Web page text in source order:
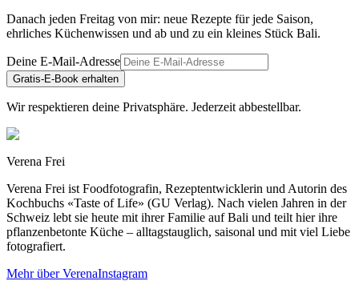
Danach jeden Freitag von mir: neue Rezepte für jede Saison,
ehrliches Küchenwissen und ab und zu ein kleines Stück Bali.
Deine E-Mail-Adresse
Gratis-E-Book erhalten
Wir respektieren deine Privatsphäre. Jederzeit abbestellbar.
Verena Frei
Verena Frei ist Foodfotografin, Rezeptentwicklerin und Autorin des
Kochbuchs «Taste of Life» (GU Verlag). Nach vielen Jahren in der
Schweiz lebt sie heute mit ihrer Familie auf Bali und teilt hier ihre
pflanzenbetonte Küche – alltagstauglich, saisonal und mit viel Liebe
fotografiert.
Mehr über VerenaInstagram